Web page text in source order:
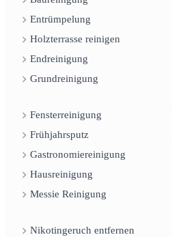
Entrümpelung
Holzterrasse reinigen
Endreinigung
Grundreinigung
Fensterreinigung
Frühjahrsputz
Gastronomiereinigung
Hausreinigung
Messie Reinigung
Nikotingeruch entfernen